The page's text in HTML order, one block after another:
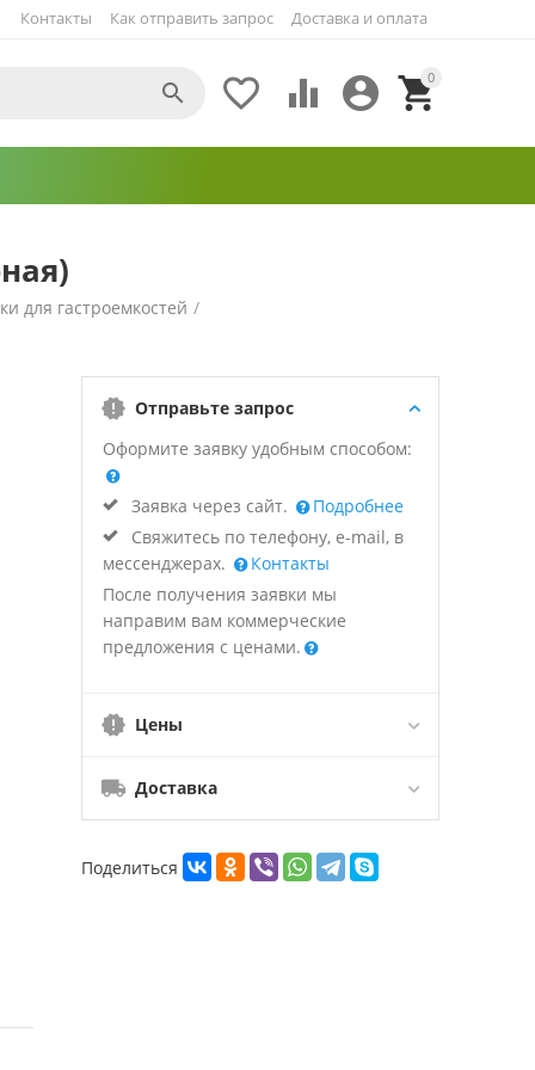
Как отправить запрос Доставка и оплата
Контакты
0


 

для гастроемкостей /
Отправьте запрос
Оформите заявку удобным способом:
Заявка через сайт.
Подробнее
Свяжитесь по телефону, e-mail, в
мессенджерах.
Контакты
После получения заявки мы
направим вам коммерческие
предложения с ценами.
Цены
Доставка
Поделиться